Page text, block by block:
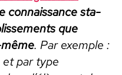
con­nais­sance sta­
que
. Par exem­ple :
par type